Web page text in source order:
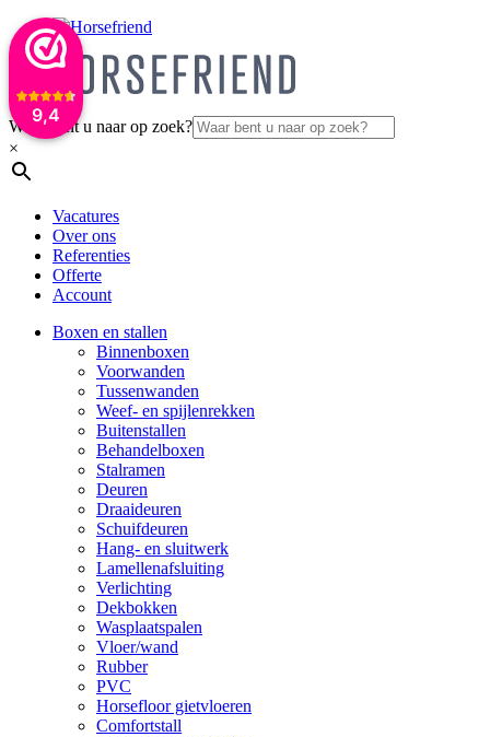
9,4
Waar bent u naar op zoek?
×
Vacatures
Over ons
Referenties
Offerte
Account
Boxen en stallen
Binnenboxen
Voorwanden
Tussenwanden
Weef- en spijlenrekken
Buitenstallen
Behandelboxen
Stalramen
Deuren
Draaideuren
Schuifdeuren
Hang- en sluitwerk
Lamellenafsluiting
Verlichting
Dekbokken
Wasplaatspalen
Vloer/wand
Rubber
PVC
Horsefloor gietvloeren
Comfortstall